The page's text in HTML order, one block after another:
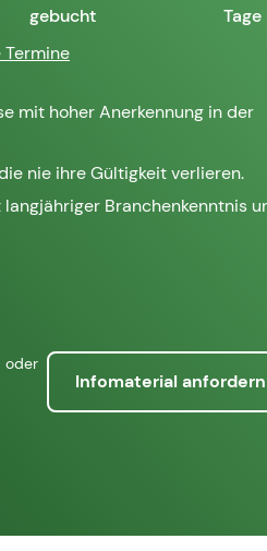
gebucht
Tage
mit hoher Anerkennung in der
nie ihre Gültigkeit verlieren.
Branchenkenntnis
oder
Infomaterial anfordern